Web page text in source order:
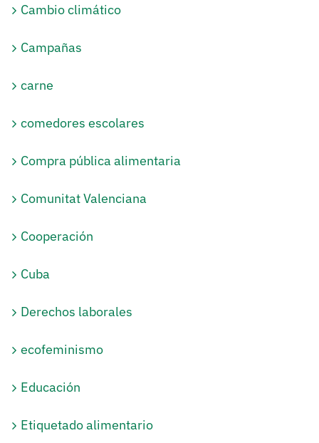
Cambio climático
Campañas
carne
comedores escolares
Compra pública alimentaria
Comunitat Valenciana
Cooperación
Cuba
Derechos laborales
ecofeminismo
Educación
Etiquetado alimentario